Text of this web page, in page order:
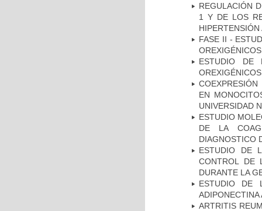
REGULACIÓN
1 Y DE LOS
FASE II -
ESTUDIO DE
EN
UNIVERSIDAD
ESTUDIO
DE LA
DIAGNOSTICO
ESTUDIO DE
CONTROL DE
DURANTE LA
ESTUDIO DE
ARTRITIS